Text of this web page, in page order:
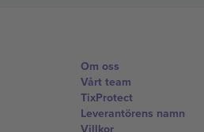
Om oss
Vårt team
TixProtect
Leverantörens namn
Villkor